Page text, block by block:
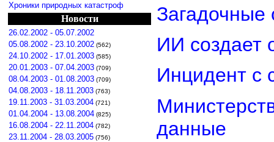
Хроники природных катастроф
Новости
26.02.2002 - 05.07.2002
05.08.2002 - 23.10.2002 (562)
24.10.2002 - 17.01.2003 (585)
20.01.2003 - 07.04.2003 (709)
08.04.2003 - 01.08.2003 (709)
04.08.2003 - 18.11.2003 (763)
19.11.2003 - 31.03.2004 (721)
01.04.2004 - 13.08.2004 (825)
16.08.2004 - 22.11.2004 (782)
23.11.2004 - 28.03.2005 (756)
ИИ создает
Инцидент с
данные